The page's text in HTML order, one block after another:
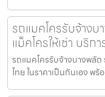
รถแมคโครรับจ้าง
แม็คโครให้เช่า บริ
รถแมคโครรับจ้างบางพลัด
ไทย ในราคาเป็นกันเอง